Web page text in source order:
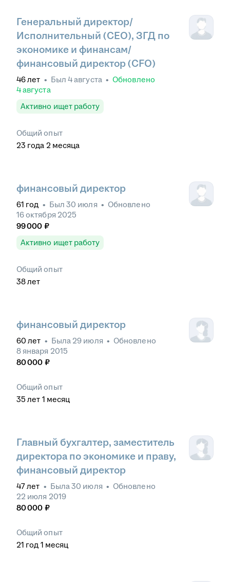
Генеральный директор/
Исполнительный (CEO), ЗГД по
экономике и финансам/
финансовый директор (CFO)
46лет • Был 4 августа • Обновлено
4 августа
Активно ищет работу
Общий опыт
23 года 2 месяца
финансовый директор
61 год • Был 30 июля • Обновлено
16 октября 2025
99 000 ₽
Активно ищет работу
Общий опыт
38лет
финансовый директор
60 лет • Была 29 июля • Обновлено
8 января 2015
80 000 ₽
Общий опыт
35 лет 1 месяц
Главный бухгалтер, заместитель
директора по экономике и праву,
финансовый директор
47лет • Была30 июля • Обновлено
22 июля 2019
80 000 ₽
Общий опыт
21 год 1 месяц